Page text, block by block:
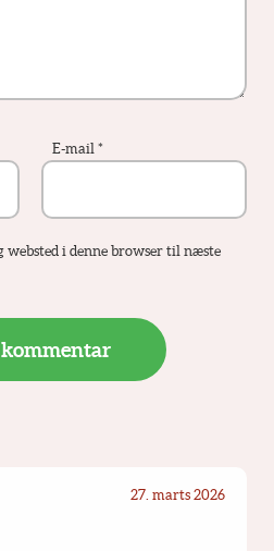
E-mail *
websted i denne browser til næste
27. marts 2026